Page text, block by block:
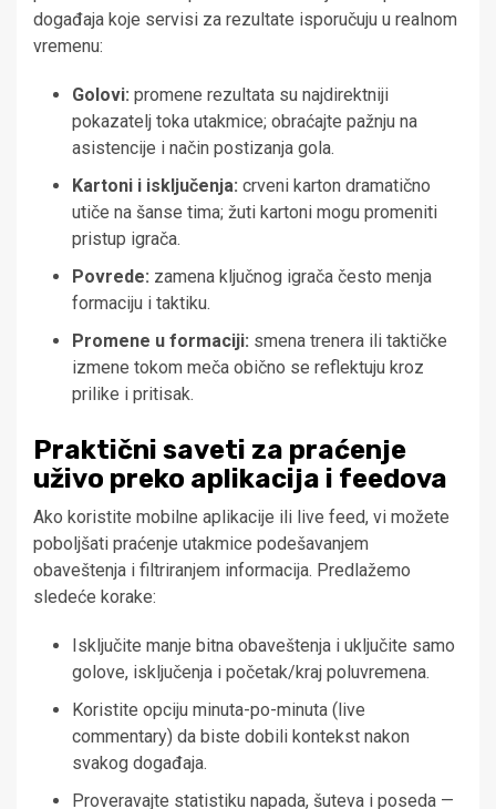
događaja koje servisi za rezultate isporučuju u realnom
vremenu:
Golovi: promene rezultata su najdirektniji
pokazatelj toka utakmice; obraćajte pažnju na
asistencije i način postizanja gola.
Kartoni i isključenja: crveni karton dramatično
utiče na šanse tima; žuti kartoni mogu promeniti
pristup igrača.
Povrede: zamena ključnog igrača često menja
formaciju i taktiku.
Promene u formaciji: smena trenera ili taktičke
izmene tokom meča obično se reflektuju kroz
prilike i pritisak.
Praktični saveti za praćenje
uživo preko aplikacija i feedova
Ako koristite mobilne aplikacije ili live feed, vi možete
poboljšati praćenje utakmice podešavanjem
obaveštenja i filtriranjem informacija. Predlažemo
sledeće korake:
Isključite manje bitna obaveštenja i uključite samo
golove, isključenja i početak/kraj poluvremena.
Koristite opciju minuta-po-minuta (live
commentary) da biste dobili kontekst nakon
svakog događaja.
Proveravajte statistiku napada, šuteva i poseda —